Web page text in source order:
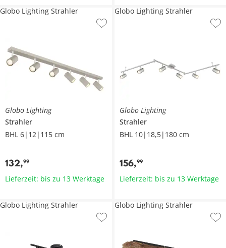
Globo Lighting
Strahler
BHL 6|12|115 cm
132,99
Globo Lighting Strahler
Lieferzeit: bis zu 13 Werktage
Globo Lighting
Strahler
BHL 10|18,5|180 cm
156,99
Globo Lighting Strahler
Lieferzeit: bis zu 13 Werktage
Globo Lighting Strahler Globo Lighting Strahler